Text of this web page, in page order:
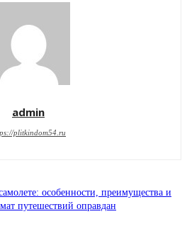
admin
plitkindom54.ru
особенности, преимущества и
путешествий оправдан